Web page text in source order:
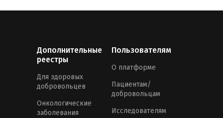
Дополнительные
реестры
Для здоровых
добровольцев
Онкологические
заболевания
Пользователям
О платформе
Пациентам/
добровольцам
Исследователям